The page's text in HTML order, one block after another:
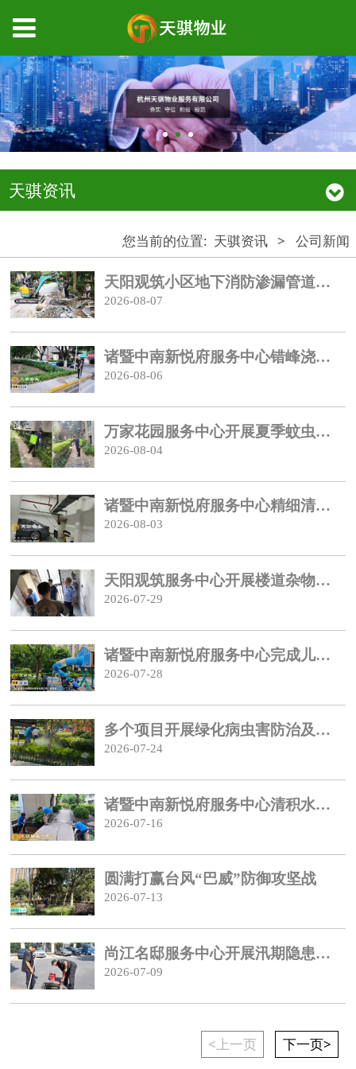
天骐资讯
您当前的位置: 天骐资讯 > 公司新闻
天阳观筑小区地下消防渗漏管道开挖维修
2026-08-07
诸暨中南新悦府服务中心错峰浇灌护青绿
2026-08-06
万家花园服务中心开展夏季蚊虫消杀
2026-08-04
诸暨中南新悦府服务中心精细清扫除蛛网
2026-08-03
天阳观筑服务中心开展楼道杂物专项清理
2026-07-29
诸暨中南新悦府服务中心完成儿童游乐场塑胶地面维修
2026-07-28
多个项目开展绿化病虫害防治及蚊虫消杀
2026-07-24
诸暨中南新悦府服务中心清积水灭蚊虫
2026-07-16
圆满打赢台风“巴威”防御攻坚战
2026-07-13
尚江名邸服务中心开展汛期隐患排查整治
2026-07-09
<上一页 下一页>